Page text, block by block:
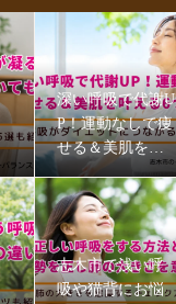
深い呼吸で代謝U
P！運動なしで痩
せる＆美肌を叶
える6つの理由
志木市で浅い呼
吸や猫背にお悩